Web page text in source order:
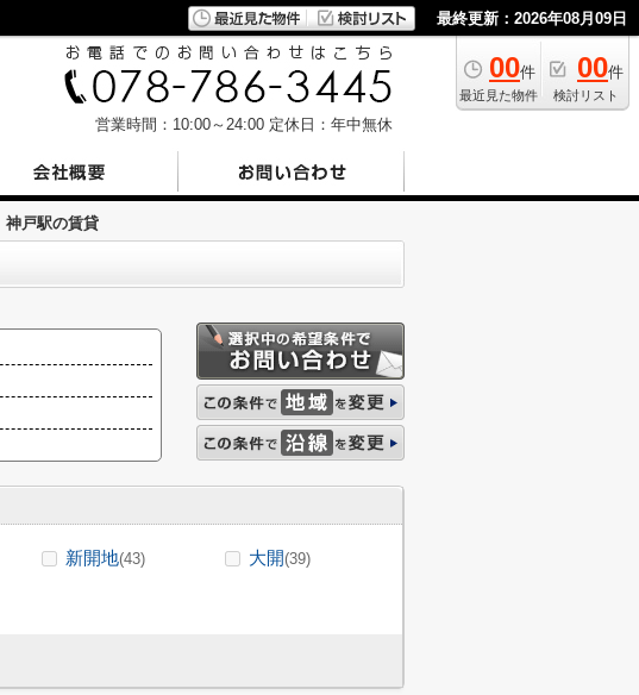
最終更新：2026年08月09日
00件
最近見た物件
00件
検討リスト
営業時間：10:00～24:00 定休日：年中無休
神戸駅の賃貸
新開地(43) 大開(39)